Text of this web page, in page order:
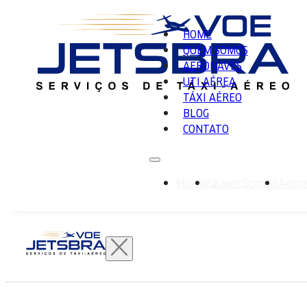
HOME
QUEM SOMOS
AERONAVES
UTI AÉREA
TÁXI AÉREO
BLOG
CONTATO
Home Quem Somos